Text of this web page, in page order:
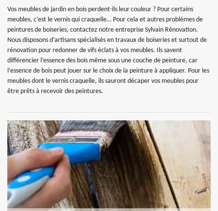
Vos meubles de jardin en bois perdent-ils leur couleur ? Pour certains
meubles, c’est le vernis qui craquelle… Pour cela et autres problèmes de
peintures de boiseries, contactez notre entreprise Sylvain Rénovation.
Nous disposons d’artisans spécialisés en travaux de boiseries et surtout de
rénovation pour redonner de vifs éclats à vos meubles. Ils savent
différencier l’essence des bois même sous une couche de peinture, car
l’essence de bois peut jouer sur le choix de la peinture à appliquer. Pour les
meubles dont le vernis craquelle, ils sauront décaper vos meubles pour
être prêts à recevoir des peintures.